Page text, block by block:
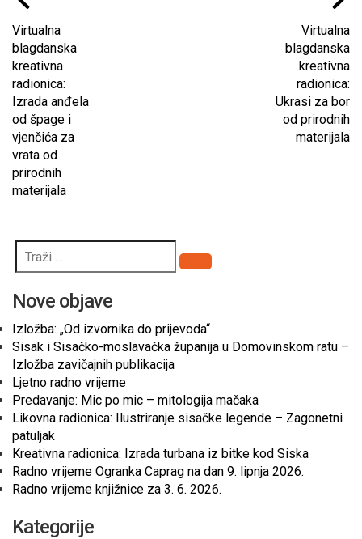
Virtualna
blagdanska
kreativna
radionica:
Izrada anđela
od špage i
vjenčića za
vrata od
prirodnih
materijala
Virtualna
blagdanska
kreativna
radionica:
Ukrasi za bor
od prirodnih
materijala
Pretraži
Nove objave
Izložba: „Od izvornika do prijevoda“
Sisak i Sisačko-moslavačka županija u Domovinskom ratu –
Izložba zavičajnih publikacija
Ljetno radno vrijeme
Predavanje: Mic po mic – mitologija mačaka
Likovna radionica: Ilustriranje sisačke legende – Zagonetni
patuljak
Kreativna radionica: Izrada turbana iz bitke kod Siska
Radno vrijeme Ogranka Caprag na dan 9. lipnja 2026.
Radno vrijeme knjižnice za 3. 6. 2026.
Kategorije